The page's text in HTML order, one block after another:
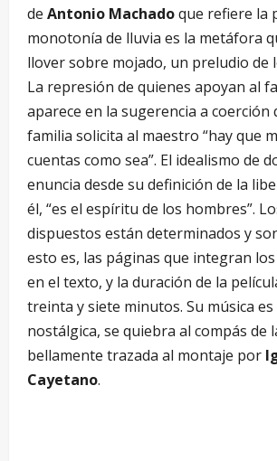
de Antonio Machadoque refiere la
monotonía de lluvia es la metáfora
llover sobre mojado, un preludio de
La represión de quienes apoyan al
aparece en la sugerencia a coerción
familia solicita al maestro “hay que
cuentas como sea”. El idealismo de
enuncia desde su definición de la
él, “es el espíritu de los hombres”.
dispuestos están determinados y
esto es, las páginas que integran
en el texto, y la duración de la
treinta y siete minutos. Su música es
nostálgica, se quiebra al compás de
bellamente trazada al montaje por
Cayetano.